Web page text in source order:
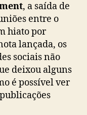
, a saída de
entre o
hiato por
lançada, os
sociais não
deixou alguns
é possível ver